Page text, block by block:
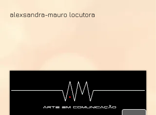
alexsandra-mauro locutora